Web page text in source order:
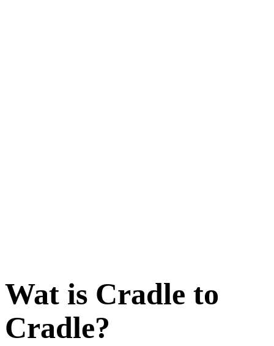
Wat is Cradle to
Cradle?